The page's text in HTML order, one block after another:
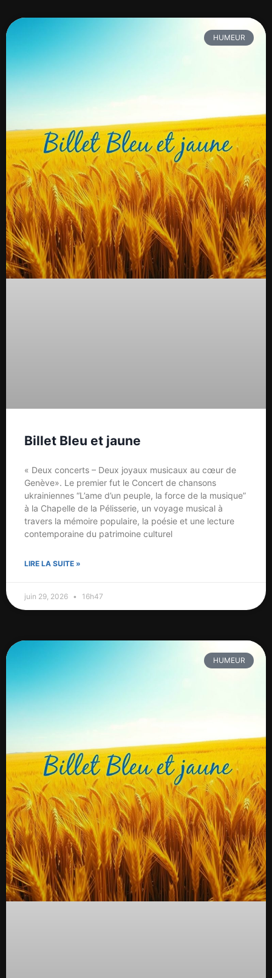
HUMEUR
Billet Bleu et jaune
« Deux concerts – Deux joyaux musicaux au cœur de
Genève». Le premier fut le Concert de chansons
ukrainiennes “L’ame d’un peuple, la force de la musique”
à la Chapelle de la Pélisserie, un voyage musical à
travers la mémoire populaire, la poésie et une lecture
contemporaine du patrimoine culturel
LIRE LA SUITE »
juin 29, 2026 16h47
HUMEUR